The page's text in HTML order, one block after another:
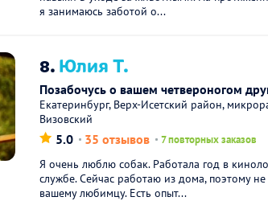
я занимаюсь заботой о...
8.Юлия Т.
Позабочусь о вашем четвероногом
Екатеринбург, Верх-Исетский район,
Визовский
5.0 35 отзывов 7 повторных заказов
Я очень люблю собак. Работала год в
службе. Сейчас работаю из дома, поэтому не
вашему любимцу. Есть опыт...